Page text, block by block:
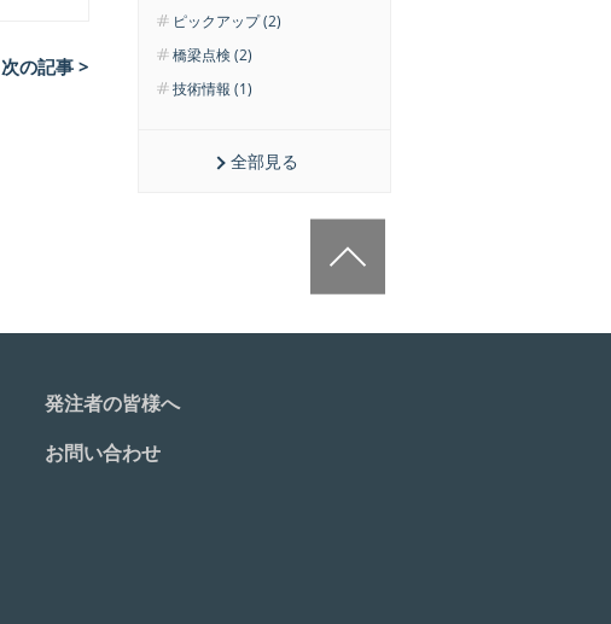
次の記事 >
ピックアップ (2)
橋梁点検 (2)
技術情報 (1)
全部見る
発注者の皆様へ
お問い合わせ